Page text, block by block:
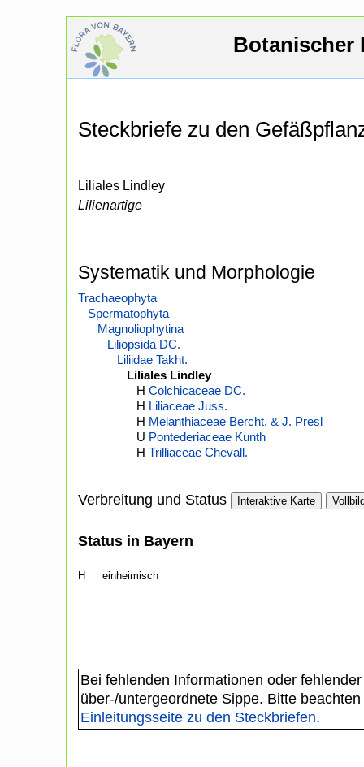
Botanischer
Steckbriefe zu den
Liliales Lindley
Lilienartige
Systematik und Morphologie
Trachaeophyta
Spermatophyta
Magnoliophytina
Liliopsida DC.
Liliidae Takht.
Liliales Lindley
H Colchicaceae DC.
H Liliaceae Juss.
H Melanthiaceae Bercht. & J. Presl
U Pontederiaceae Kunth
H Trilliaceae Chevall.
Verbreitung und Status Interaktive Karte
Status in Bayern
H einheimisch
Bei fehlenden Informationen oder
über-/untergeordnete Sippe. Bitte
Einleitungsseite zu den Steckbriefen.